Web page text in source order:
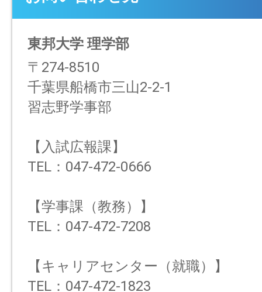
東邦大学 理学部
〒274-8510
千葉県船橋市三山2-2-1
習志野学事部
【入試広報課】
TEL：047-472-0666
【学事課（教務）】
TEL：047-472-7208
【キャリアセンター（就職）】
TEL：047-472-1823